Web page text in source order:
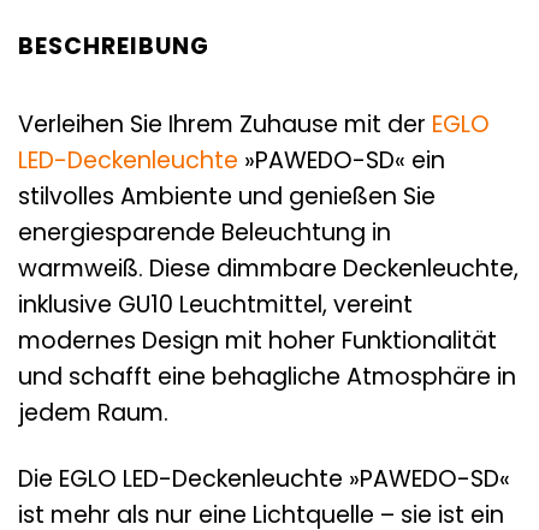
BESCHREIBUNG
Verleihen Sie Ihrem Zuhause mit der EGLO
LED-Deckenleuchte »PAWEDO-SD« ein
stilvolles Ambiente und genießen Sie
energiesparende Beleuchtung in
warmweiß. Diese dimmbare Deckenleuchte,
inklusive GU10 Leuchtmittel, vereint
modernes Design mit hoher Funktionalität
und schafft eine behagliche Atmosphäre in
jedem Raum.
Die EGLO LED-Deckenleuchte »PAWEDO-SD«
ist mehr als nur eine Lichtquelle – sie ist ein